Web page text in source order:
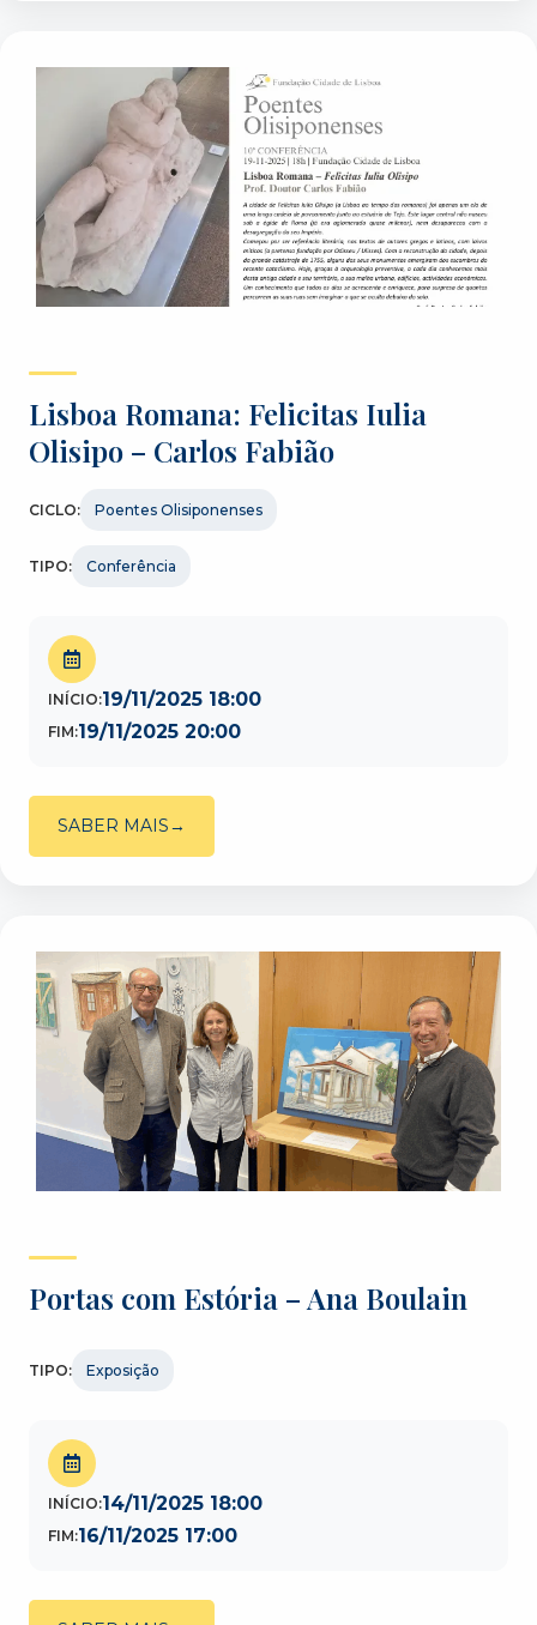
Lisboa Romana: Felicitas Iulia
Olisipo – Carlos Fabião
CICLO: Poentes Olisiponenses
TIPO: Conferência
INÍCIO:19/11/2025 18:00
FIM:19/11/2025 20:00
SABER MAIS
Portas com Estória – Ana Boulain
TIPO: Exposição
INÍCIO:14/11/2025 18:00
FIM:16/11/2025 17:00